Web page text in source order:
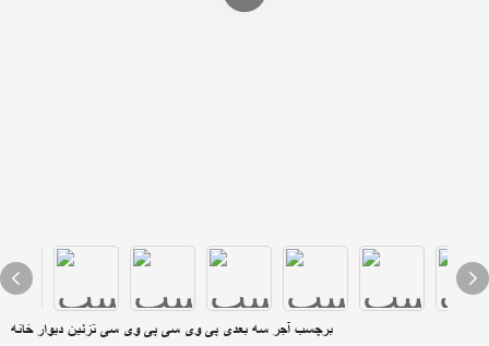
برچسب آجر سه بعدی پی وی سی پی وی سی تزئین دیوار خانه